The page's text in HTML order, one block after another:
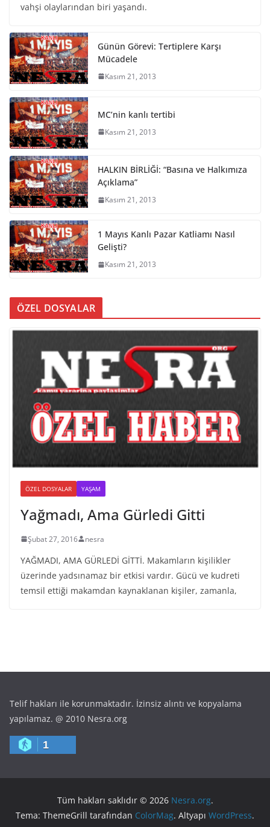
vahşi olaylarından biri yaşandı.
Günün Görevi: Tertiplere Karşı
Mücadele
Kasım 21, 2013
MC’nin kanlı tertibi
Kasım 21, 2013
HALKIN BİRLİĞİ: “Basına ve Halkımıza
Açıklama”
Kasım 21, 2013
1 Mayıs Kanlı Pazar Katliamı Nasıl
Gelişti?
Kasım 21, 2013
ÖZEL DOSYALAR
ÖZEL DOSYALAR YAŞAM
Yağmadı, Ama Gürledi Gitti
Şubat 27, 2016 nesra
YAĞMADI, AMA GÜRLEDİ GİTTİ. Makamların kişilikler
üzerinde yadsınamaz bir etkisi vardır. Gücü ve kudreti
temsil ettiği makamdan kaynaklanan kişiler, zamanla,
Telif hakları ile korunmaktadır. İzinsiz alıntı ve kopyalama
yapılamaz. @ 2010 Nesra.org
1
Tüm hakları saklıdır © 2026 Nesra.org.
Tema: ThemeGrill tarafından ColorMag. Altyapı WordPress.